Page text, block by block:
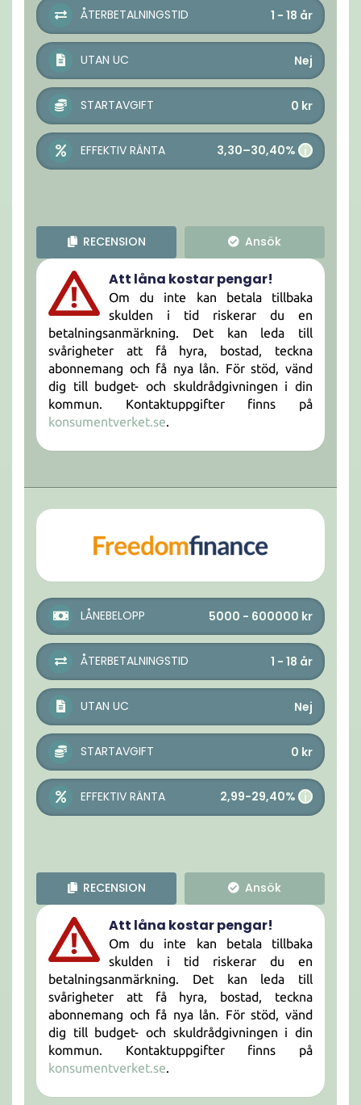
ÅTERBETALNINGSTID 1 - 18 år
UTAN UC Nej
STARTAVGIFT 0 kr
EFFEKTIV RÄNTA 3,30–30,40% i
RECENSION Ansök
Att låna kostar pengar!
Om du inte kan betala tillbaka
skulden i tid riskerar du en
betalningsanmärkning. Det kan leda till
svårigheter att få hyra, bostad, teckna
abonnemang och få nya lån. För stöd, vänd
dig till budget- och skuldrådgivningen i din
kommun. Kontaktuppgifter finns på
konsumentverket.se.
LÅNEBELOPP 5000 - 600000 kr
ÅTERBETALNINGSTID 1 - 18 år
UTAN UC Nej
STARTAVGIFT 0 kr
EFFEKTIV RÄNTA 2,99-29,40% i
RECENSION Ansök
Att låna kostar pengar!
Om du inte kan betala tillbaka
skulden i tid riskerar du en
betalningsanmärkning. Det kan leda till
svårigheter att få hyra, bostad, teckna
abonnemang och få nya lån. För stöd, vänd
dig till budget- och skuldrådgivningen i din
kommun. Kontaktuppgifter finns på
konsumentverket.se.